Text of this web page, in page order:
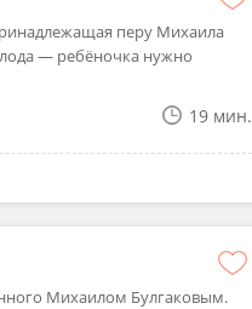
перу Михаила
— ребёночка нужно
19 мин.
Михаилом Булгаковым.